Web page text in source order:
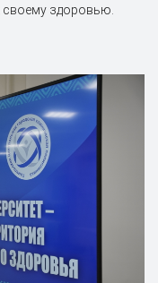
своему здоровью.